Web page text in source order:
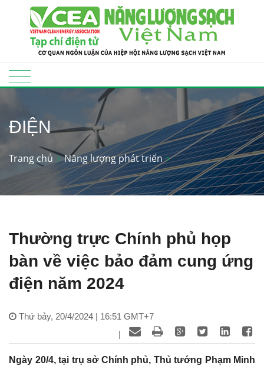
ĐIỆN
Trang chủ Năng lượng phát triển
Thường trực Chính phủ họp
bàn về việc bảo đảm cung ứng
điện năm 2024
Thứ bảy, 20/4/2024 | 16:51 GMT+7
|
Ngày 20/4, tại trụ sở Chính phủ, Thủ tướng Phạm Minh